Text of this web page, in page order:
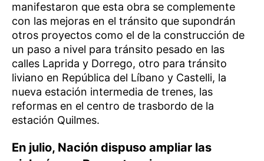
manifestaron que esta obra se complemente
con las mejoras en el tránsito que supondrán
otros proyectos como el de la construcción de
un paso a nivel para tránsito pesado en las
calles Laprida y Dorrego, otro para tránsito
liviano en República del Líbano y Castelli, la
nueva estación intermedia de trenes, las
reformas en el centro de trasbordo de la
estación Quilmes.
En julio, Nación dispuso ampliar las